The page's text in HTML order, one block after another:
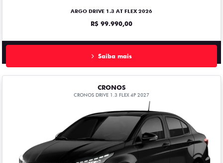
ARGO DRIVE 1.3 AT FLEX 2026
R$ 99.990,00
Saiba mais
CRONOS
CRONOS DRIVE 1.3 FLEX 4P 2027